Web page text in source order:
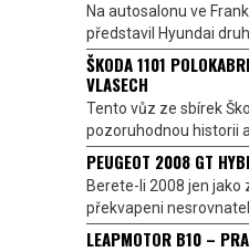
Na autosalonu ve
představil Hyundai
ŠKODA 1101
VLASECH
Tento vůz ze sbírek
pozoruhodnou historii
PEUGEOT 2008 GT
Berete-li 2008 jen jako
překvapeni
LEAPMOTOR B10 –